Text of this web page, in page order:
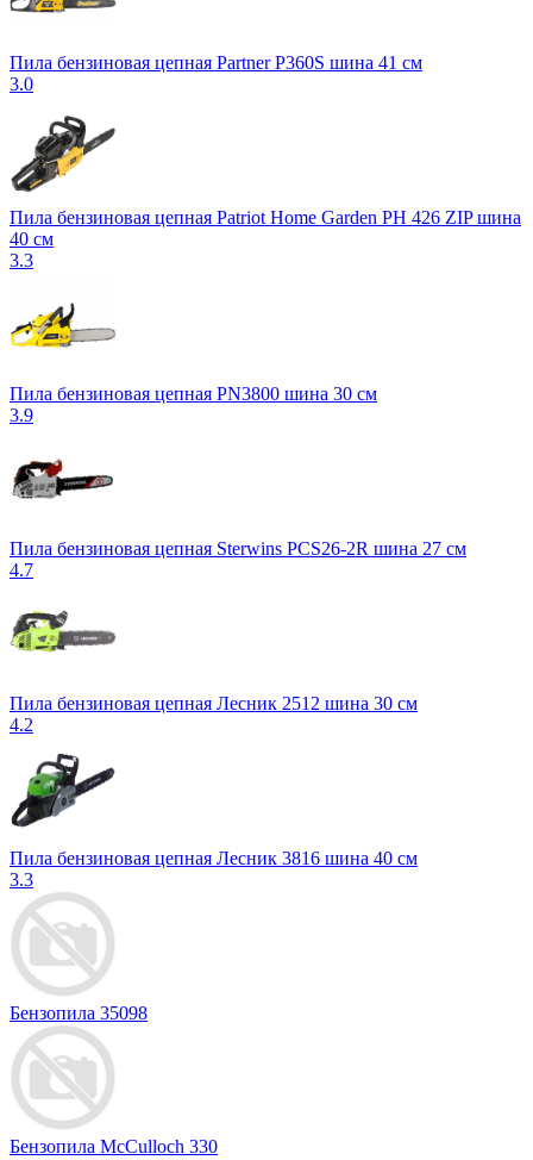
Пила бензиновая цепная Partner P360S шина 41 см
3.0
Пила бензиновая цепная Patriot Home Garden PH 426 ZIP шина
40 см
3.3
Пила бензиновая цепная PN3800 шина 30 см
3.9
Пила бензиновая цепная Sterwins PCS26-2R шина 27 см
4.7
Пила бензиновая цепная Лесник 2512 шина 30 см
4.2
Пила бензиновая цепная Лесник 3816 шина 40 см
3.3
Бензопила 35098
Бензопила McCulloch 330